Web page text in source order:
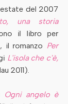
del 2007
una storia
il libro per
il romanzo Per
L'isola che c'è,
2011).
Ogni angelo è